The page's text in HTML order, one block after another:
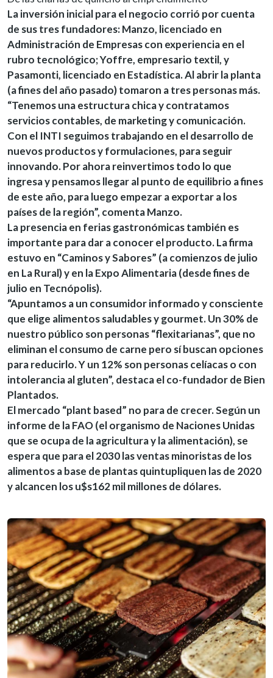
La inversión inicial para el negocio corrió por cuenta
de sus tres fundadores: Manzo, licenciado en
Administración de Empresas con experiencia en el
rubro tecnológico; Yoffre, empresario textil, y
Pasamonti, licenciado en Estadística. Al abrir la planta
(a fines del año pasado) tomaron a tres personas más.
“Tenemos una estructura chica y contratamos
servicios contables, de marketing y comunicación.
Con el INTI seguimos trabajando en el desarrollo de
nuevos productos y formulaciones, para seguir
innovando. Por ahora reinvertimos todo lo que
ingresa y pensamos llegar al punto de equilibrio a fines
de este año, para luego empezar a exportar a los
países de la región”, comenta Manzo.
La presencia en ferias gastronómicas también es
importante para dar a conocer el producto. La firma
estuvo en “Caminos y Sabores” (a comienzos de julio
en La Rural) y en la Expo Alimentaria (desde fines de
julio en Tecnópolis).
“Apuntamos a un consumidor informado y consciente
que elige alimentos saludables y gourmet. Un 30% de
nuestro público son personas “flexitarianas”, que no
eliminan el consumo de carne pero sí buscan opciones
para reducirlo. Y un 12% son personas celíacas o con
intolerancia al gluten”, destaca el co-fundador de Bien
Plantados.
El mercado “plant based” no para de crecer. Según un
informe de la FAO (el organismo de Naciones Unidas
que se ocupa de la agricultura y la alimentación), se
espera que para el 2030 las ventas minoristas de los
alimentos a base de plantas quintupliquen las de 2020
y alcancen los u$s162 mil millones de dólares.